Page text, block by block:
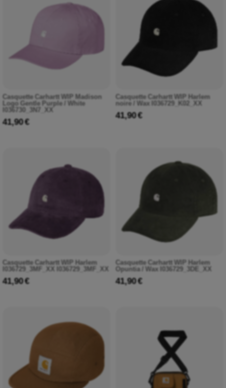
Casquette Carhartt WIP Madison
Logo Gentle Purple / White
I036730_3N7_XX
41,90 €
Casquette Carhartt WIP Harlem
noire / Wax I036729_K02_XX
41,90 €
Casquette Carhartt WIP Harlem
I036729_3MF_XX I036729_3MF_XX
41,90 €
Casquette Carhartt WIP Harlem
Opuntia / Wax I036729_3DE_XX
41,90 €